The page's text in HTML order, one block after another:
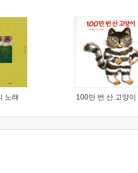
노래 100만 번 산 고양이